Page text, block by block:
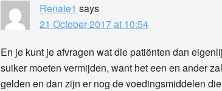
Renate1 says
21 October 2017 at 10:54
En je kunt je afvragen wat die patiënten dan
suiker moeten vermijden, want het een en ander
gelden en dan zijn er nog de voedingsmiddelen